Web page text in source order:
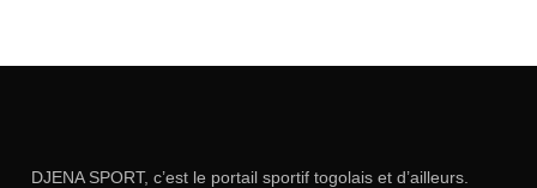
DJENA SPORT, c’est le portail sportif togolais et d’ailleurs.